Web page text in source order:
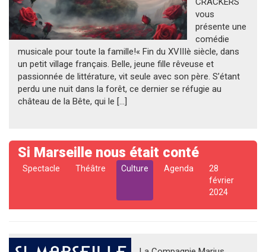
vous
présente une
comédie
musicale pour toute la famille!« Fin du XVIIIè siècle, dans
un petit village français. Belle, jeune fille rêveuse et
passionnée de littérature, vit seule avec son père. S’étant
perdu une nuit dans la forêt, ce dernier se réfugie au
château de la Bête, qui le […]
Si Marseille nous était conté
Spectacle Théâtre Culture Agenda
28
février
2024